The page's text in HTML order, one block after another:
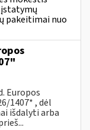
įstatymų
pakeitimai nuo
Europos
1407* , dėl
išdalyti arba